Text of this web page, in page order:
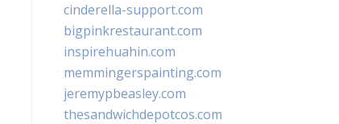
cinderella-support.com
bigpinkrestaurant.com
inspirehuahin.com
memmingerspainting.com
jeremypbeasley.com
thesandwichdepotcos.com